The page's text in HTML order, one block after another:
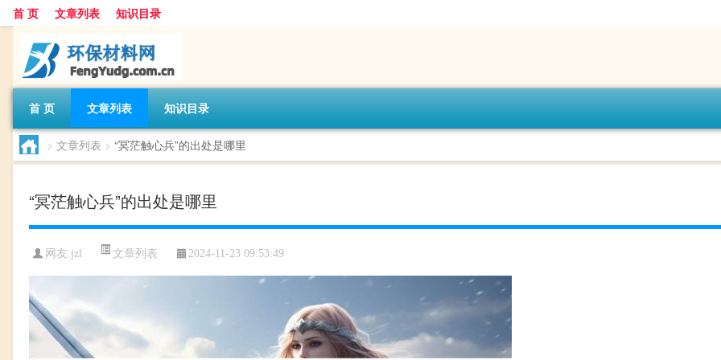
首 页 文章列表 知识目录
首 页 文章列表 知识目录
> 文章列表 > “冥茫触心兵”的出处是哪里
“冥茫触心兵”的出处是哪里
网友:jzl 文章列表 2024-11-23 09:53:49